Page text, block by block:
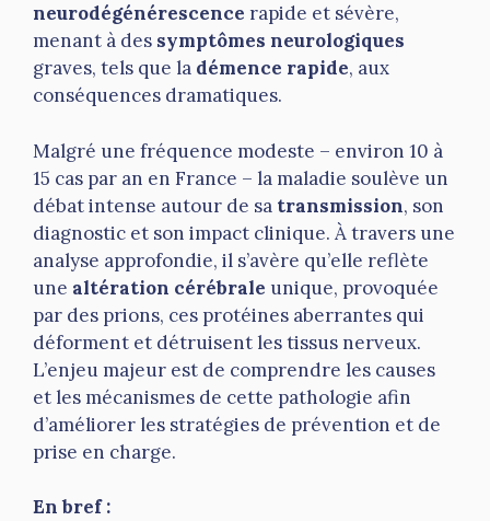
neurodégénérescence rapide et sévère,
menant à des symptômes neurologiques
graves, tels que la démence rapide, aux
conséquences dramatiques.
Malgré une fréquence modeste – environ 10 à
15 cas par an en France – la maladie soulève un
débat intense autour de sa transmission, son
diagnostic et son impact clinique. À travers une
analyse approfondie, il s’avère qu’elle reflète
une altération cérébrale unique, provoquée
par des prions, ces protéines aberrantes qui
déforment et détruisent les tissus nerveux.
L’enjeu majeur est de comprendre les causes
et les mécanismes de cette pathologie afin
d’améliorer les stratégies de prévention et de
prise en charge.
En bref :